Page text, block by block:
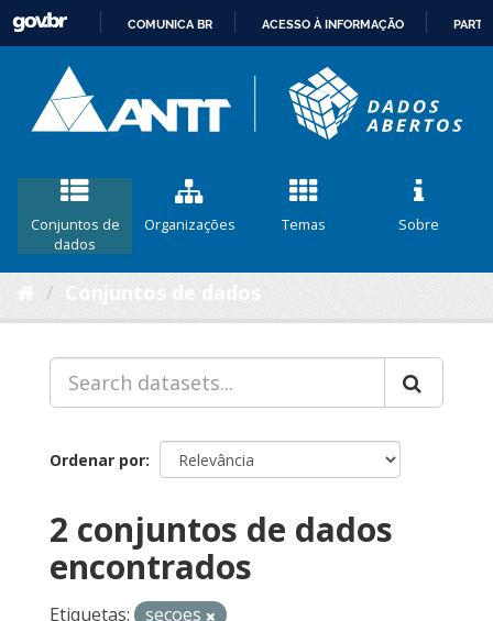
CONTEÚDO
COMUNICA BR ACESSO À INFORMAÇÃO
Conjuntos de
dados
Organizações Temas Sobre
Ordenar por
2 conjuntos de dados
encontrados
Etiquetas: secoes